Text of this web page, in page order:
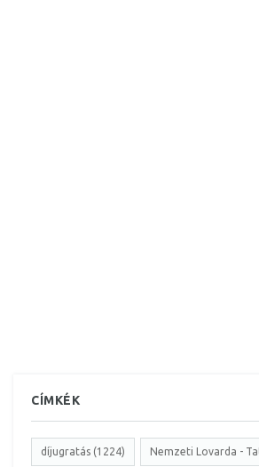
CÍMKÉK
díjugratás (1224) Nemzeti Lovarda -